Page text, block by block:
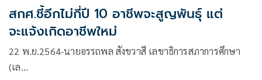
สกศ.ชี้อีกไม่กี่ปี 10 อาชีพจะสูญพันธุ์ แต่
จะแจ้งเกิดอาชีพใหม่
22 พ.ย.2564-นายอรรถพล สังขวาสี เลขาธิการสภาการศึกษา
(เล…